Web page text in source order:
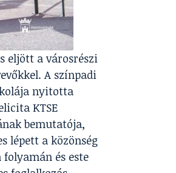
eljött a városrészi
A színpadi
nyitotta
KTSE
bemutatója,
lépett a közönség
és este